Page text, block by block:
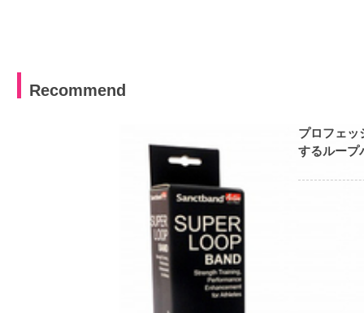
Recommend
プロフェッ
するループ